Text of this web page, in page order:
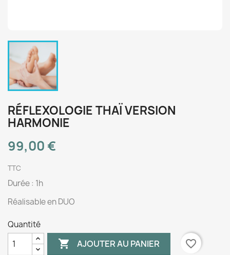
RÉFLEXOLOGIE THAÏ VERSION
HARMONIE
99,00 €
TTC
Durée : 1h
Réalisable en DUO
Quantité
 AJOUTER AU PANIER favorite_border